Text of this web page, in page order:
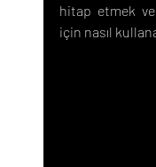
hitap etmek
için nasıl